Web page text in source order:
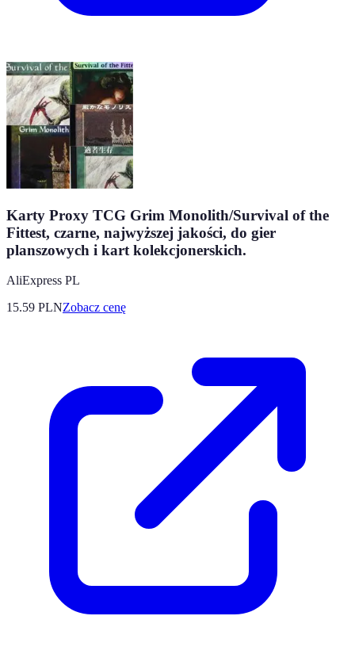
Karty Proxy TCG Grim Monolith/Survival of the
Fittest, czarne, najwyższej jakości, do gier
planszowych i kart kolekcjonerskich.
AliExpress PL
15.59 PLNZobacz cenę